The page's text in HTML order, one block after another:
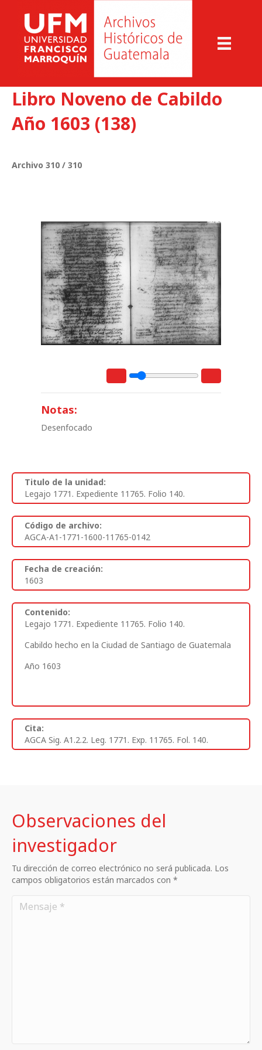
Libro Noveno de Cabildo
Año 1603 (138)
Archivo 310 / 310
Notas:
Desenfocado
Titulo de la unidad:
Legajo 1771. Expediente 11765. Folio 140.
Código de archivo:
AGCA-A1-1771-1600-11765-0142
Fecha de creación:
1603
Contenido:
Legajo 1771. Expediente 11765. Folio 140.
Cabildo hecho en la Ciudad de Santiago de Guatemala
Año 1603
Cita:
AGCA Sig. A1.2.2. Leg. 1771. Exp. 11765. Fol. 140.
Observaciones del
investigador
Tu dirección de correo electrónico no será publicada. Los
campos obligatorios están marcados con *